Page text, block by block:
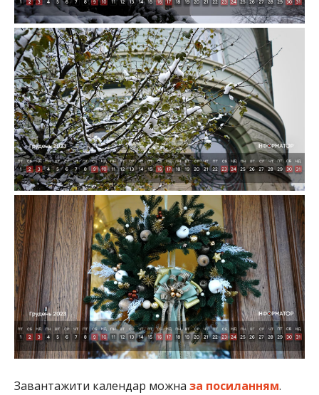
Завантажити календар можна за посиланням.